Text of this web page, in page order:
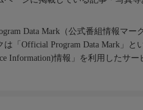
Data Mark（公式番組情報マーク
は「Official Program Data Mark」
Information)情報」を利用したサ